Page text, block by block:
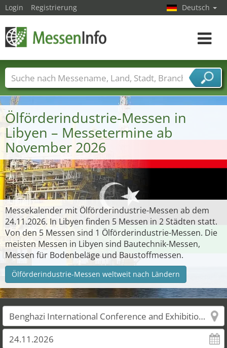
Ölförderindustrie-Messen in
Libyen – Messetermine ab
November 2026
Messekalender mit Ölförderindustrie-Messen ab dem
24.11.2026. In Libyen finden 5 Messen in 2 Städten statt.
Von den 5 Messen sind 1 Ölförderindustrie-Messen. Die
meisten Messen in Libyen sind Bautechnik-Messen,
Messen für Bodenbeläge und Baustoffmessen.
Ölförderindustrie-Messen weltweit nach Ländern
Login Registrierung Deutsch
Toggle
Messenamen Länder Städte
Branchen
Dienstleisterbranchen